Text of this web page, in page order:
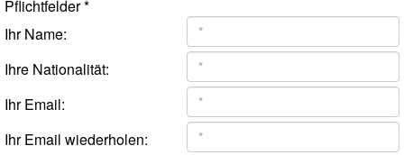
Pflichtfelder *
Ihr Name:
Ihre Nationalität:
Ihr Email:
Ihr Email wiederholen: